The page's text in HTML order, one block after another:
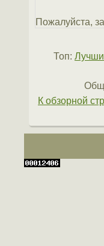
Пожалуйста,
Топ:
К обзорной